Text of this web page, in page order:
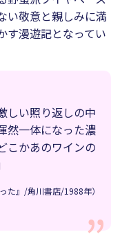
敬意と親しみに満
す漫遊記となってい
しい照り返しの中
然一体になった濃
こかあのワインの
た』/角川書店/1988年）